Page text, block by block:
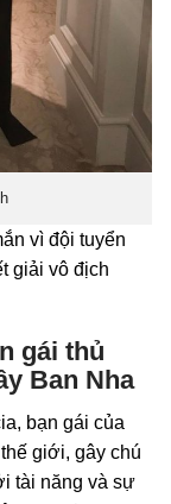
vì đội tuyển
giải vô địch
gái thủ
Ban Nha
bạn gái của
giới, gây chú
tài năng và sự